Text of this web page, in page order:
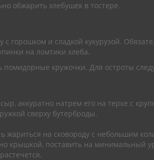
обжарить хлебушек в тостере.
с горошком и сладкой кукурузой.
на ломтики хлеба.
помидорные кружочки. Для остроты
аккуратно натрем его на терке с
сверху бутерброды.
жариться на сковороду с небольшим
крышкой, поставить на минимальный